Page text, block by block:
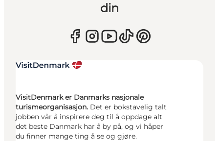
din
VisitDenmark er Danmarks nasjonale
turismeorganisasjon. Det er bokstavelig talt
jobben vår å inspirere deg til å oppdage alt
det beste Danmark har å by på, og vi håper
du finner mange ting å se og gjøre.